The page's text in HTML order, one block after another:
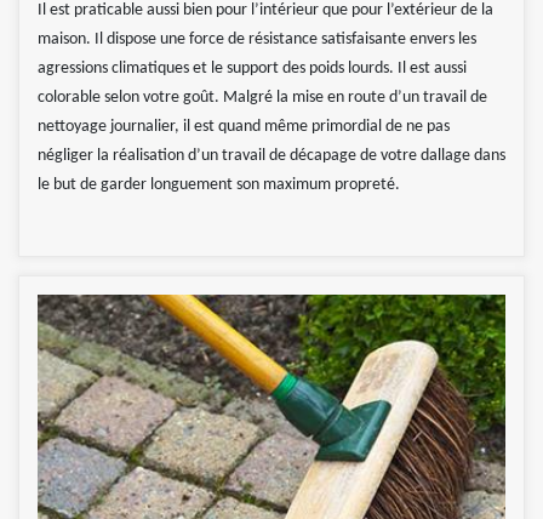
Il est praticable aussi bien pour l’intérieur que pour l’extérieur de la
maison. Il dispose une force de résistance satisfaisante envers les
agressions climatiques et le support des poids lourds. Il est aussi
colorable selon votre goût. Malgré la mise en route d’un travail de
nettoyage journalier, il est quand même primordial de ne pas
négliger la réalisation d’un travail de décapage de votre dallage dans
le but de garder longuement son maximum propreté.